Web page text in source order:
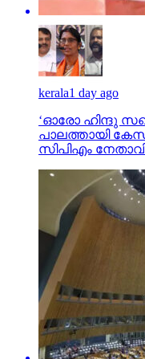
kerala1 day ago
‘ഓരോ ഹിന്ദു
പാലത്തായി
സിപിഎം